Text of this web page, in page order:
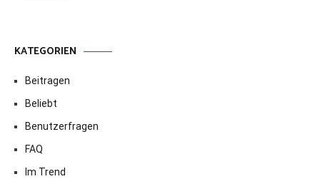
KATEGORIEN
Beitragen
Beliebt
Benutzerfragen
FAQ
Im Trend